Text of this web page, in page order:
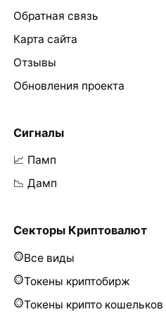
Обратная связь
Карта сайта
Отзывы
Обновления проекта
Сигналы
📈 Памп
📉 Дамп
Секторы Криптовалют
Все виды
Токены криптобирж
Токены крипто кошельков